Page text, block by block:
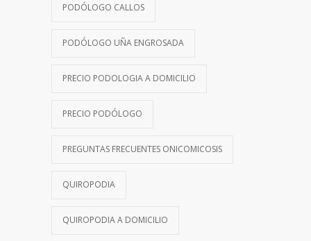
PODÓLOGO CALLOS
PODÓLOGO UÑA ENGROSADA
PRECIO PODOLOGIA A DOMICILIO
PRECIO PODÓLOGO
PREGUNTAS FRECUENTES ONICOMICOSIS
QUIROPODIA
QUIROPODIA A DOMICILIO